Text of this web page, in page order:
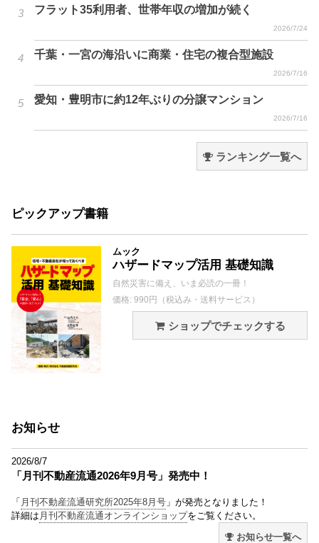
フラット35利用者、世帯年収の増加が続く
2026/7/24
千葉・一宮の海沿いに商業・住宅の複合型施設
2026/7/16
愛知・豊明市に約12年ぶりの分譲マンション
2026/7/16
ランキング一覧へ
ピックアップ書籍
ムック
ハザードマップ活用 基礎知識
自然災害に備え、いま必読の一冊！
価格: 990円（税込み・送料サービス）
ショップでチェックする
お知らせ
2026/8/7
「月刊不動産流通2026年9月号」発売中！
「 月刊不動産流通研究所2025年8月号 」が発売となりました！
詳細は 月刊不動産流通オンラインショップをご覧ください。
お知らせ一覧へ